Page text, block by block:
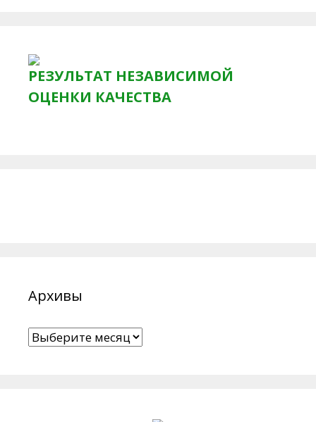
РЕЗУЛЬТАТ НЕЗАВИСИМОЙ
ОЦЕНКИ КАЧЕСТВА
Архивы
Архивы